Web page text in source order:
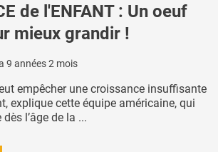
de l'ENFANT : Un oeuf
mieux grandir !
9 années 2 mois
empêcher une croissance insuffisante
explique cette équipe américaine, qui
l’âge de la ...